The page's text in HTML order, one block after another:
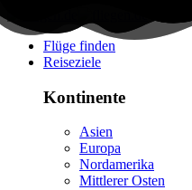
Flüge finden
Reiseziele
Kontinente
Asien
Europa
Nordamerika
Mittlerer Osten